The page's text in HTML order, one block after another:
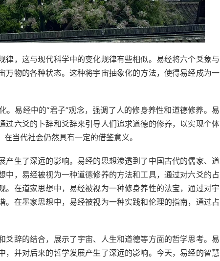
律，这与现代科学中的变化规律有些相似。易经将六个爻象与
万物的各种状态。这种将宇宙抽象化的方法，使得易经成为一
。易经中的“君子”观念，强调了人的修身养性和道德修养。易
过六爻的卜辞和爻辞来引导人们追求道德的修养，以实现个体
当代社会仍然具有一定的借鉴意义。
产生了深远的影响。易经的思想渗透到了中国古代的儒家、道
中，易经被视为一种道德修养的方法和工具，通过对六爻的占
。在道家思想中，易经被视为一种修身养性的法宝，通过对宇
。在墨家思想中，易经被视为一种实践和伦理的指南，通过占
爻辞的结合，展示了宇宙、人生和道德等方面的哲学思考。易
，并对后来的哲学发展产生了深远的影响。今天，易经的智慧